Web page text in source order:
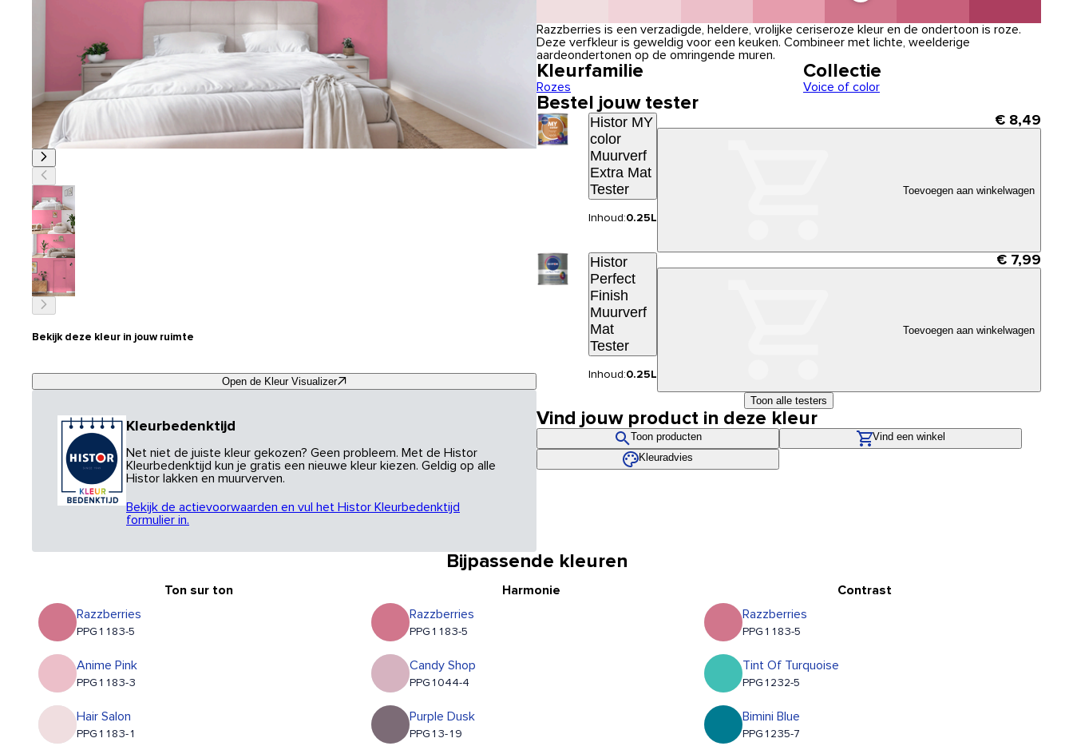
Bekijk deze kleur in jouw ruimte
Open de Kleur Visualizer
Kleurbedenktijd
Net niet de juiste kleur gekozen? Geen probleem. Met de Histor
Kleurbedenktijd kun je gratis een nieuwe kleur kiezen. Geldig op alle
Histor lakken en muurverven.
Bekijk de actievoorwaarden en vul het Histor Kleurbedenktijd
formulier in.
Razzberries is een verzadigde, heldere, vrolijke ceriseroze kleur en de ondertoon is roze.
Deze verfkleur is geweldig voor een keuken. Combineer met lichte, weelderige
aardeondertonen op de omringende muren.
Kleurfamilie
Rozes
Collectie
Voice of color
Bestel jouw tester
Histor MY
color
Muurverf
Extra Mat
Tester
Inhoud:0.25L
€ 8,49
Toevoegen aan winkelwagen
Histor
Perfect
Finish
Muurverf
Mat
Tester
Inhoud:0.25L
€ 7,99
Toevoegen aan winkelwagen
Toon alle testers
Vind jouw product in deze kleur
Toon producten
Vind een winkel
Kleuradvies
Bijpassende kleuren
Ton sur ton
Razzberries
PPG1183-5
Anime Pink
PPG1183-3
Hair Salon
PPG1183-1
Harmonie
Razzberries
PPG1183-5
Candy Shop
PPG1044-4
Purple Dusk
PPG13-19
Contrast
Razzberries
PPG1183-5
Tint Of Turquoise
PPG1232-5
Bimini Blue
PPG1235-7